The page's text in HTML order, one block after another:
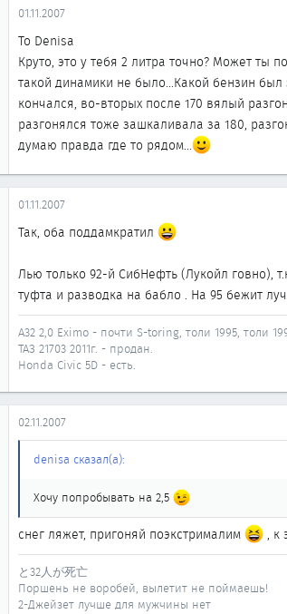
01.11.2007
To Denisa
Круто, это у тебя 2 литра точно? Может ты
такой динамики не было...Какой бензин
кончался, во-вторых после 170 вялый
разгонялся тоже зашкаливала за 180,
думаю правда где то рядом...
01.11.2007
Так, оба поддамкратил
Лью только 92-й СибНефть (Лукойл говно),
туфта и разводка на бабло . На 95 бежит
A32 2,0 Eximo - почти S-toring, толи 1995, толи
ТАЗ 21703 2011г. - продан.
Honda Civic 5D - есть.
02.11.2007
denisa сказал(а):
Хочу попробывать на 2,5
снег ляжет, пригоняй поэкстрималим , к
と32人が死亡
Поршень не воробей, вылетит не поймаешь!
2-Джейзет лучше для мужчины нет